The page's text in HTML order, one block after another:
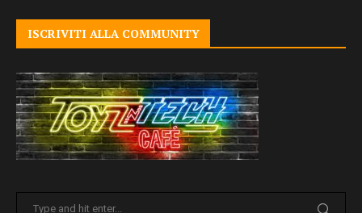
ISCRIVITI ALLA COMMUNITY